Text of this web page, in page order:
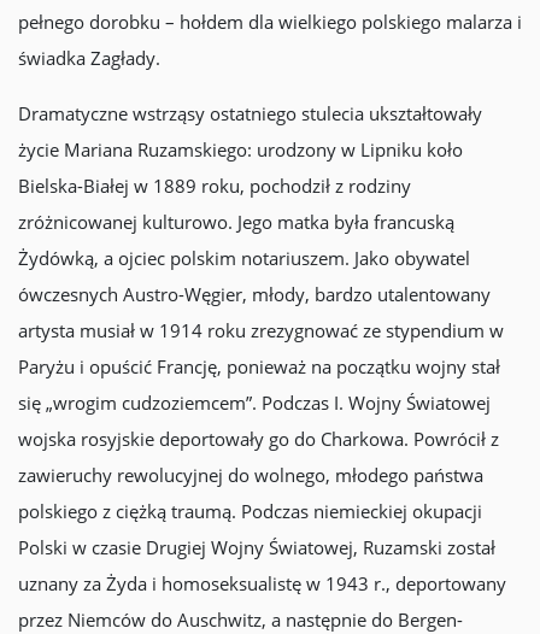
pełnego dorobku – hołdem dla wielkiego polskiego malarza i
świadka Zagłady.
Dramatyczne wstrząsy ostatniego stulecia ukształtowały
życie Mariana Ruzamskiego: urodzony w Lipniku koło
Bielska-Białej w 1889 roku, pochodził z rodziny
zróżnicowanej kulturowo. Jego matka była francuską
Żydówką, a ojciec polskim notariuszem. Jako obywatel
ówczesnych Austro-Węgier, młody, bardzo utalentowany
artysta musiał w 1914 roku zrezygnować ze stypendium w
Paryżu i opuścić Francję, ponieważ na początku wojny stał
się „wrogim cudzoziemcem”. Podczas I. Wojny Światowej
wojska rosyjskie deportowały go do Charkowa. Powrócił z
zawieruchy rewolucyjnej do wolnego, młodego państwa
polskiego z ciężką traumą. Podczas niemieckiej okupacji
Polski w czasie Drugiej Wojny Światowej, Ruzamski został
uznany za Żyda i homoseksualistę w 1943 r., deportowany
przez Niemców do Auschwitz, a następnie do Bergen-